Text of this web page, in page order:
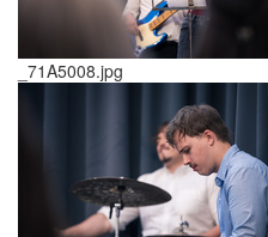
_71A5008.jpg